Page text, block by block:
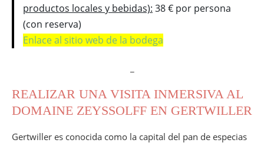
productos locales y bebidas): 38 € por persona
(con reserva)
Enlace al sitio web de la bodega
REALIZAR UNA VISITA INMERSIVA AL
DOMAINE ZEYSSOLFF EN GERTWILLER
Gertwiller es conocida como la capital del pan de especias